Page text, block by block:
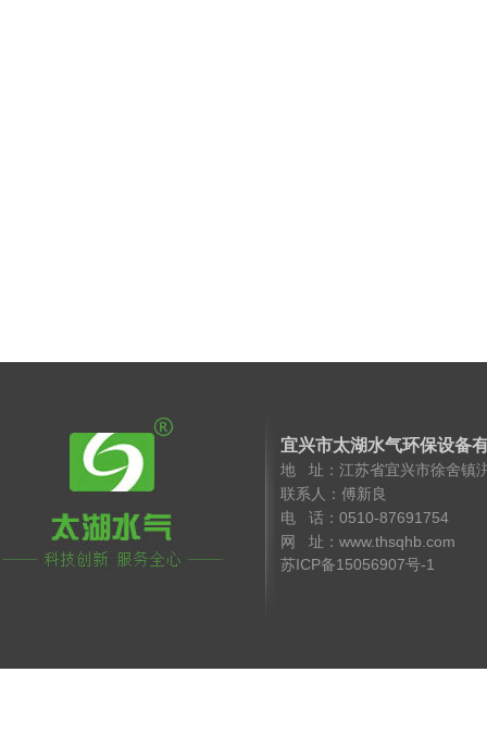
宜兴市太湖水气环保设备
地 址：江苏省宜兴市徐舍镇
联系人：傅新良
电 话：0510-
网 址：
苏ICP备15056907号-1